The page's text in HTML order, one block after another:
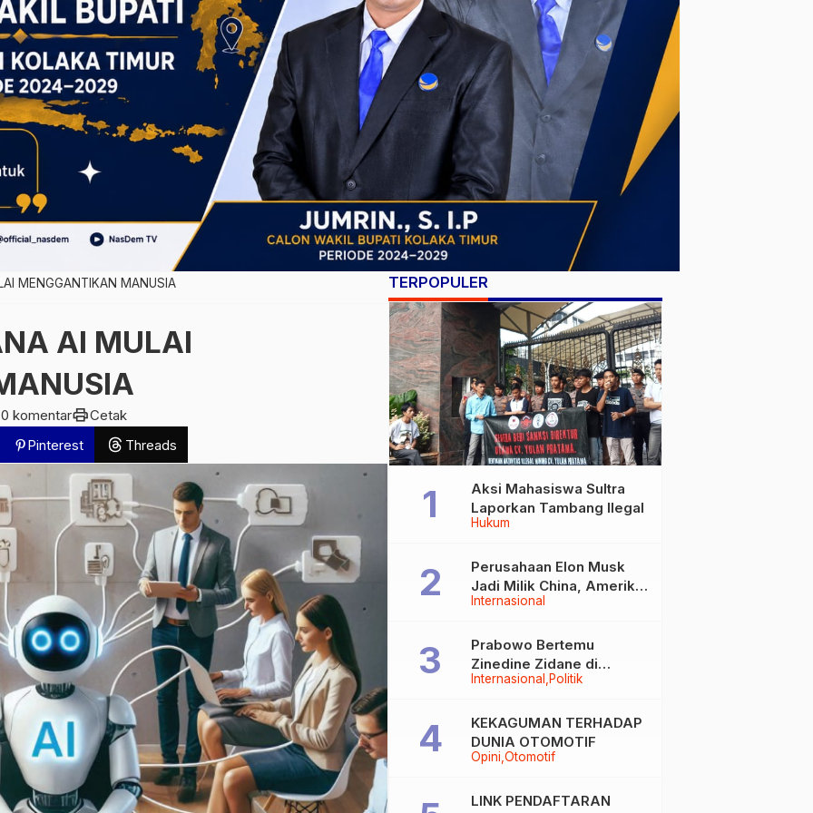
MENGGANTIKAN MANUSIA
AI MULAI
0 komentarprintCetak
Pinterest Threads
TERPOPULER
Hukum
Aksi Mahasiswa Sultra
Laporkan Tambang Ilegal
Internasional
Perusahaan Elon Musk
Jadi Milik China, Amerika
Ketar-ketir
Internasional Politik
Prabowo Bertemu
Zinedine Zidane di
Davos, Momen Hangat di
Opini Otomotif
KEKAGUMAN TERHADAP
DUNIA OTOMOTIF
LINK PENDAFTARAN